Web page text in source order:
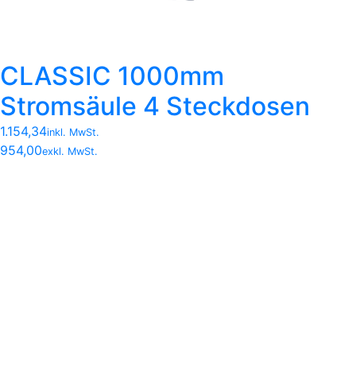
CLASSIC 1000mm
Stromsäule 4 Steckdosen
1.154,34inkl. MwSt.
954,00exkl. MwSt.